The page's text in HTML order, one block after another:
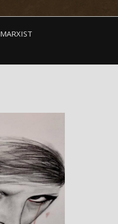
MARXIST⠀